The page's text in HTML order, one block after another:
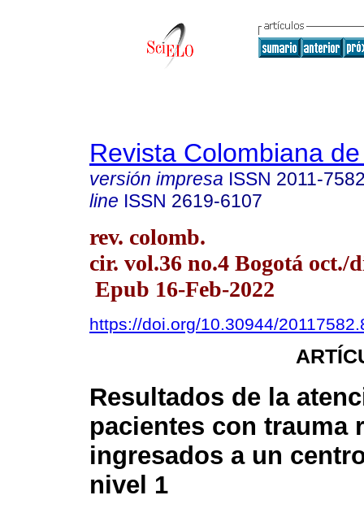
Revista Colombiana
versión impresa ISSN 2011-
line ISSN 2619-6107
rev. colomb.
cir. vol.36 no.4 Bogotá oct./
Epub 16-Feb-2022
https://doi.org/10.30944/
Resultados de la
pacientes con trauma
ingresados a un
nivel 1